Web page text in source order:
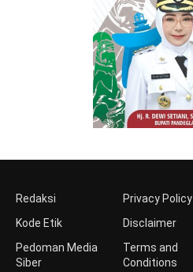
Redaksi
Kode Etik
Pedoman Media
Siber
Privacy Policy
Disclaimer
Terms and
Conditions